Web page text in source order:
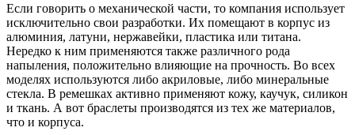
Если говорить о механической части, то компания использует
исключительно свои разработки. Их помещают в корпус из
алюминия, латуни, нержавейки, пластика или титана.
Нередко к ним применяются также различного рода
напыления, положительно влияющие на прочность. Во всех
моделях используются либо акриловые, либо минеральные
стекла. В ремешках активно применяют кожу, каучук, силикон
и ткань. А вот браслеты производятся из тех же материалов,
что и корпуса.